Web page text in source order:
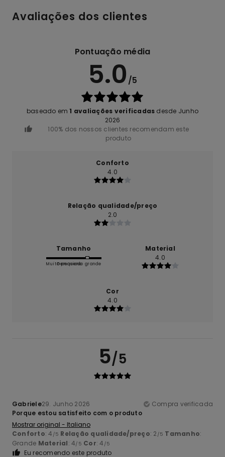
Avaliações dos clientes
Pontuação média
5.0 /5
baseado em 1 avaliações verificadas desde Junho
2026
100% dos nossos clientes recomendam este
produto
Conforto
4.0
Relação qualidade/preço
2.0
Tamanho
Muito pequeno
Demasiado grande
Material
4.0
Cor
4.0
5/5
Gabriele29. Junho 2026
Compra verificada
Porque estou satisfeito com o produto
Mostrar original - Italiano
Conforto: 4 /5 Relação qualidade/preço: 2 /5 Tamanho:
Grande Material: 4/5 Cor: 4 /5
Eu recomendo este produto